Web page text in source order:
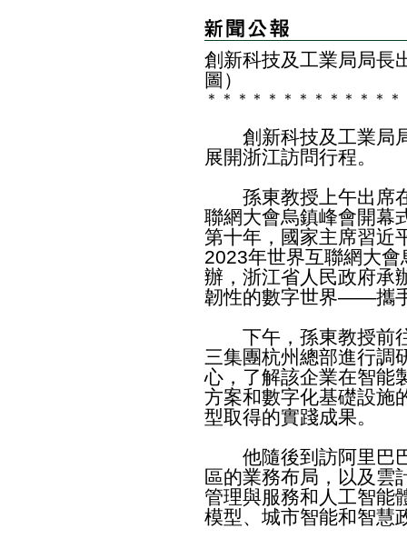
創新科技及工業局局長
圖）
＊ ＊ ＊ ＊ ＊ ＊ ＊ ＊ ＊ ＊ ＊ ＊ ＊
創新科技及工業局局
展開浙江訪問行程。
孫東教授上午出席在
聯網大會烏鎮峰會開幕
第十年，國家主席習近
2023年世界互聯網大
辦，浙江省人民政府承
韌性的數字世界——攜
下午，孫東教授前往
三集團杭州總部進行調
心，了解該企業在智能
方案和數字化基礎設施
型取得的實踐成果。
他隨後到訪阿里巴巴
區的業務布局，以及雲
管理與服務和人工智能
模型、城市智能和智慧